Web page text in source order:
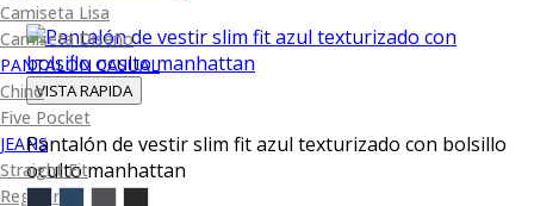
Camiseta Lisa
Camiseta Diseño
PANTALÓN CASUAL
Chino
Five Pocket
JEANS
Straight Fit
Regular Fit
VISTA RAPIDA
Pantalón de vestir slim fit azul texturizado con bolsillo
oculto manhattan